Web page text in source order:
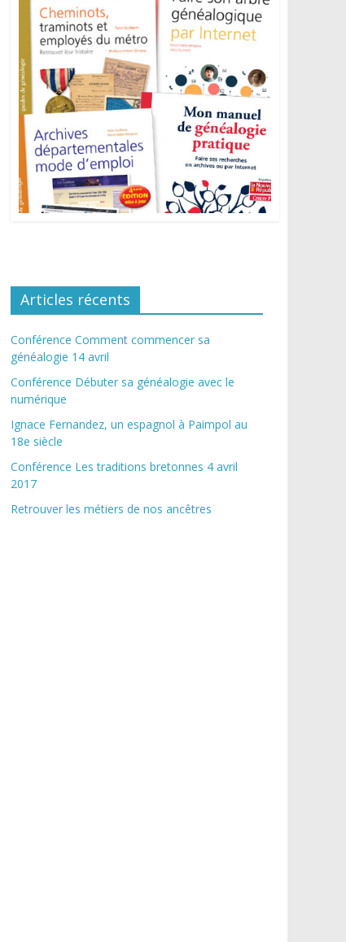
Articles récents
Conférence Comment commencer sa
généalogie 14 avril
Conférence Débuter sa généalogie avec le
numérique
Ignace Fernandez, un espagnol à Paimpol au
18e siècle
Conférence Les traditions bretonnes 4 avril
2017
Retrouver les métiers de nos ancêtres